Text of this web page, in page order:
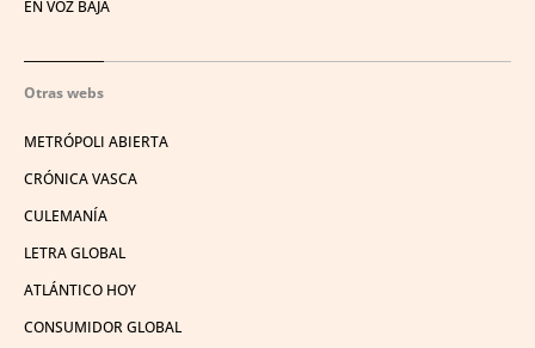
EN VOZ BAJA
Otras webs
METRÓPOLI ABIERTA
CRÓNICA VASCA
CULEMANÍA
LETRA GLOBAL
ATLÁNTICO HOY
CONSUMIDOR GLOBAL